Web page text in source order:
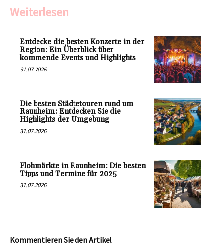
Weiterlesen
Entdecke die besten Konzerte in der
Region: Ein Überblick über
kommende Events und Highlights
31.07.2026
Die besten Städtetouren rund um
Raunheim: Entdecken Sie die
Highlights der Umgebung
31.07.2026
Flohmärkte in Raunheim: Die besten
Tipps und Termine für 2025
31.07.2026
Kommentieren Sie den Artikel